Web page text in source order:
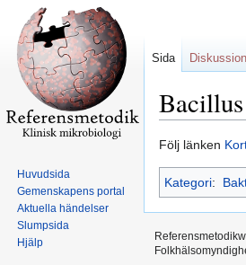
Hoppa
till
navigering
Hoppa
till
sök
Följ länken
Kategori:
Sida Diskussion
Huvudsida
Gemenskapens portal
Aktuella händelser
Slumpsida
Hjälp